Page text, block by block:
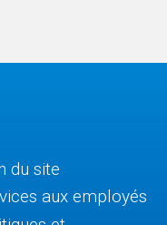
du site
aux employés